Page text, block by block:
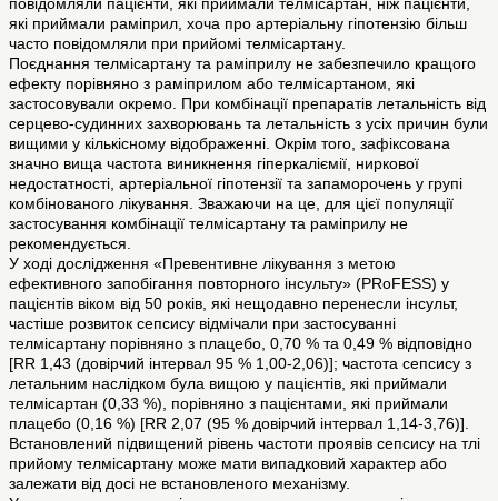
повідомляли пацієнти, які приймали телмісартан, ніж пацієнти,
які приймали раміприл, хоча про артеріальну гіпотензію більш
часто повідомляли при прийомі телмісартану.
Поєднання телмісартану та раміприлу не забезпечило кращого
ефекту порівняно з раміприлом або телмісартаном, які
застосовували окремо. При комбінації препаратів летальність від
серцево-судинних захворювань та летальність з усіх причин були
вищими у кількісному відображенні. Окрім того, зафіксована
значно вища частота виникнення гіперкаліємії, ниркової
недостатності, артеріальної гіпотензії та запаморочень у групі
комбінованого лікування. Зважаючи на це, для цієї популяції
застосування комбінації телмісартану та раміприлу не
рекомендується.
У ході дослідження «Превентивне лікування з метою
ефективного запобігання повторного інсульту» (PRoFESS) у
пацієнтів віком від 50 років, які нещодавно перенесли інсульт,
частіше розвиток сепсису відмічали при застосуванні
телмісартану порівняно з плацебо, 0,70 % та 0,49 % відповідно
[RR 1,43 (довірчий інтервал 95 % 1,00-2,06)]; частота сепсису з
летальним наслідком була вищою у пацієнтів, які приймали
телмісартан (0,33 %), порівняно з пацієнтами, які приймали
плацебо (0,16 %) [RR 2,07 (95 % довірчий інтервал 1,14-3,76)].
Встановлений підвищений рівень частоти проявів сепсису на тлі
прийому телмісартану може мати випадковий характер або
залежати від досі не встановленого механізму.